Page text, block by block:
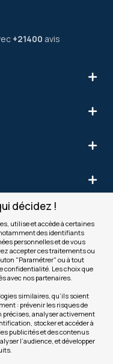
décidez !
utilise et accède à certaines
des identifiants
personnelles et de vous
accepter ces traitements ou
"Paramétrer" ou à tout
confidentialité. Les choix que
avec nos partenaires.
similaires, qu’ils soient
: prévenir les risques de
précises, analyser activement
stocker et accéder à
publicités et des contenus
l’audience, et développer
+21400 avis
Valider